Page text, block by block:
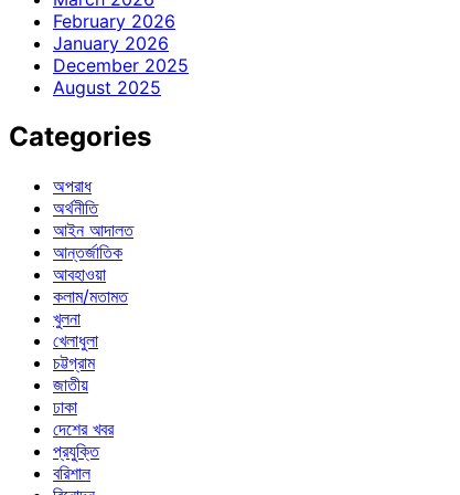
February 2026
January 2026
December 2025
August 2025
Categories
অপরাধ
অর্থনীতি
আইন আদালত
আন্তর্জাতিক
আবহাওয়া
কলাম/মতামত
খুলনা
খেলাধুলা
চট্টগ্রাম
জাতীয়
ঢাকা
দেশের খবর
প্রযুক্তি
বরিশাল